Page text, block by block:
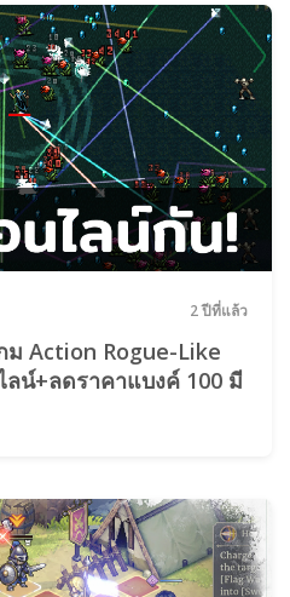
2 ปีที่แล้ว
ม Action Rogue-Like
น์+ลดราคาแบงค์ 100 มี